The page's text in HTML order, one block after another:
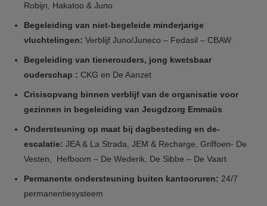
Robijn, Hakatoo & Juno
Begeleiding van niet-begeleide minderjarige
vluchtelingen: Verblijf Juno/Juneco – Fedasil – CBAW
Begeleiding van tienerouders, jong kwetsbaar
ouderschap : CKG en De Aanzet
Crisisopvang binnen verblijf van de organisatie voor
gezinnen in begeleiding van Jeugdzorg Emmaüs
Ondersteuning op maat bij dagbesteding en de-
escalatie: JEA & La Strada, JEM & Recharge, Griffoen- De
Vesten, Hefboom – De Wederik, De Sibbe – De Vaart
Permanente ondersteuning buiten kantooruren: 24/7
permanentiesysteem